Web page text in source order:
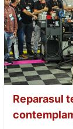
Reparasul